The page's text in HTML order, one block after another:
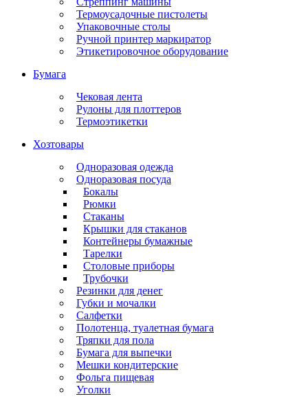
Термоусадочные пистолеты
Упаковочные столы
Ручной принтер маркиратор
Этикетировочное оборудование
Бумага
Чековая лента
Рулоны для плоттеров
Термоэтикетки
Хозтовары
Одноразовая одежда
Одноразовая посуда
Бокалы
Рюмки
Стаканы
Крышки для стаканов
Контейнеры бумажные
Тарелки
Столовые приборы
Трубочки
Резинки для денег
Губки и мочалки
Салфетки
Полотенца, туалетная бумага
Тряпки для пола
Бумага для выпечки
Мешки кондитерские
Фольга пищевая
Уголки